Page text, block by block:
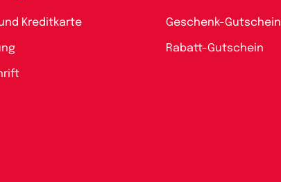
Kreditkarte Geschenk-Gutschein
Rabatt-Gutschein